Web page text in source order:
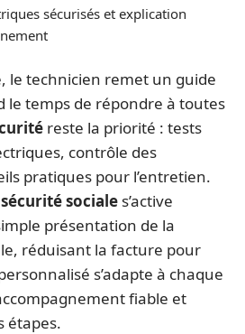
sécurisés et explication
le technicien remet un guide
le temps de répondre à toutes
reste la priorité : tests
contrôle des
pratiques pour l’entretien.
sociale s’active
présentation de la
réduisant la facture pour
s’adapte à chaque
fiable et
étapes.